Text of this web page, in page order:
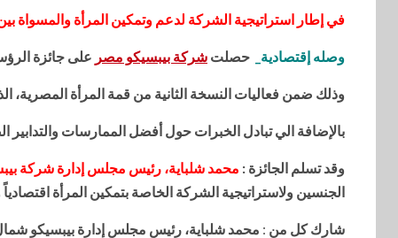
في إطار استراتيجية الشركة لدعم وتمكين المرأة والمسواة
وصله إقتصادية_ حصلت شركة بيبسيكو مصر على جائزة
وذلك ضمن فعاليات النسخة الثانية من قمة المرأة المصرية،
بالإضافة الي تبادل الخبرات حول أفضل الممارسات والتدابير
وقد تسلم الجائزة : محمد شلباية، رئيس مجلس إدارة شركة
الجنسين ولاستراتيجية الشركة الخاصة بتمكين المرأة
شارك كل من : محمد شلباية، رئيس مجلس إدارة بيبسيكو شمال